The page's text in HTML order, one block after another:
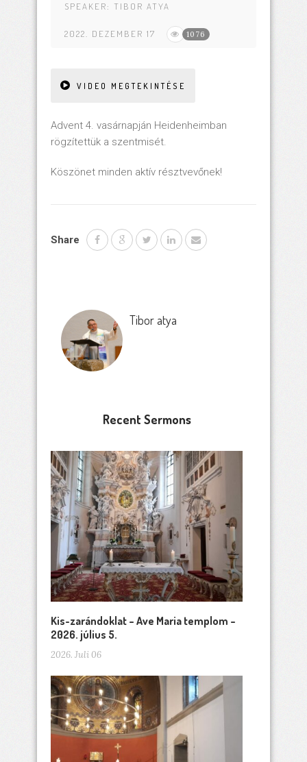
SPEAKER: TIBOR ATYA
2022. DEZEMBER 17 1076
VIDEO MEGTEKINTÉSE
Advent 4. vasárnapján Heidenheimban
rögzítettük a szentmisét.
Köszönet minden aktív résztvevőnek!
Share
Tibor atya
Recent Sermons
Kis-zarándoklat – Ave Maria templom –
2026. július 5.
2026. Juli 06